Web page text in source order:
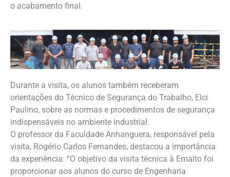
o acabamento final.
Durante a visita, os alunos também receberam
orientações do Técnico de Segurança do Trabalho, Elci
Paulino, sobre as normas e procedimentos de segurança
indispensáveis no ambiente industrial.
O professor da Faculdade Anhanguera, responsável pela
visita, Rogério Carlos Fernandes, destacou a importância
da experiência: “O objetivo da visita técnica à Emalto foi
proporcionar aos alunos do curso de Engenharia